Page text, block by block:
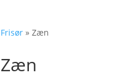
Frisør »Zæn
Zæn